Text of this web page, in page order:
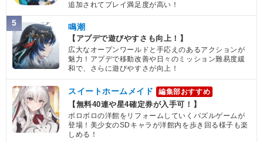
追加されてプレイ満足度が高い！
5 鳴潮
【アプデで遊びやすさも向上！】
広大なオープンワールドと手応えのあるアクションが
魅力！アプデで移動改善や日々のミッション難易度緩
和で、さらに遊びやすさが向上！
スイートホームメイド 編集部おすすめ
【無料40連や星4確定券が入手可！】
ボロボロの洋館をリフォームしていくパズルゲームが
登場！美少女のSDキャラが洋館内を歩き回る様子も楽
しめる！